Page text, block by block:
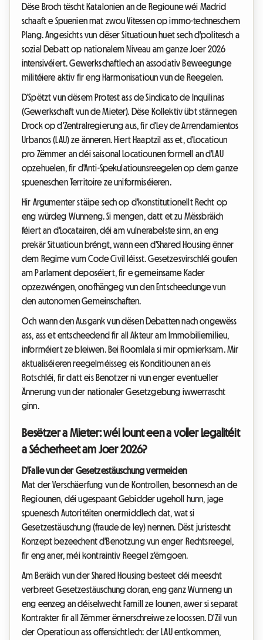
Dëse Broch tëscht Katalonien an de Regioune wéi Madrid
schaaft e Spuenien mat zwou Vitessen op immo-techneschem
Plang. Angesichts vun dëser Situatioun huet sech d'politesch a
sozial Debatt op nationalem Niveau am ganze Joer 2026
intensivéiert. Gewerkschaftlech an associativ Beweegunge
militéiere aktiv fir eng Harmonisatioun vun de Reegelen.
D'Spëtzt vun dësem Protest ass de Sindicato de Inquilinas
(Gewerkschaft vun de Mieter). Dëse Kollektiv übt stännegen
Drock op d'Zentralregierung aus, fir d'Ley de Arrendamientos
Urbanos (LAU) ze änneren. Hiert Haaptzil ass et, d'Locatioun
pro Zëmmer an déi saisonal Locatiounen formell an d'LAU
opzehuelen, fir d'Anti-Spekulatiounsreegelen op dem ganze
spueneschen Territoire ze uniformiséieren.
Hir Argumenter stäipe sech op d'konstitutionellt Recht op
eng würdeg Wunneng. Si mengen, datt et zu Mëssbräich
féiert an d'Locatairen, déi am vulnerabelste sinn, an eng
prekär Situatioun bréngt, wann een d'Shared Housing ënner
dem Regime vum Code Civil léisst. Gesetzesvirschléi goufen
am Parlament deposéiert, fir e gemeinsame Kader
opzezwéngen, onofhängeg vun den Entscheedunge vun
den autonomen Gemeinschaften.
Och wann den Ausgank vun dësen Debatten nach ongewëss
ass, ass et entscheedend fir all Akteur am Immobiliemilieu,
informéiert ze bleiwen. Bei Roomlala si mir opmierksam. Mir
aktualiséieren reegelméisseg eis Konditiounen an eis
Rotschléi, fir datt eis Benotzer ni vun enger eventueller
Ännerung vun der nationaler Gesetzgebung iwwerrascht
ginn.
Besëtzer a Mieter: wéi lount een a voller Legalitéit
a Sécherheet am Joer 2026?
D'Falle vun der Gesetzestäuschung vermeiden
Mat der Verschäerfung vun de Kontrollen, besonnesch an de
Regiounen, déi ugespaant Gebidder ugeholl hunn, jage
spuenesch Autoritéiten onermiddlech dat, wat si
Gesetzestäuschung (fraude de ley) nennen. Dëst juristescht
Konzept bezeechent d'Benotzung vun enger Rechtsreegel,
fir eng aner, méi kontraintiv Reegel z'ëmgoen.
Am Beräich vun der Shared Housing besteet déi meescht
verbreet Gesetzestäuschung doran, eng ganz Wunneng un
eng eenzeg an déiselwecht Famill ze lounen, awer si separat
Kontrakter fir all Zëmmer ënnerschreiwe ze loossen. D'Zil vun
der Operatioun ass offensichtlech: der LAU entkommen,